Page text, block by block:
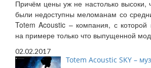
Причём цены уж не настолько высоки,
были недоступны меломанам со
Totem Acoustic – компания, с
на примере только что выпущенной
02.02.2017
Totem Acoustic SKY –